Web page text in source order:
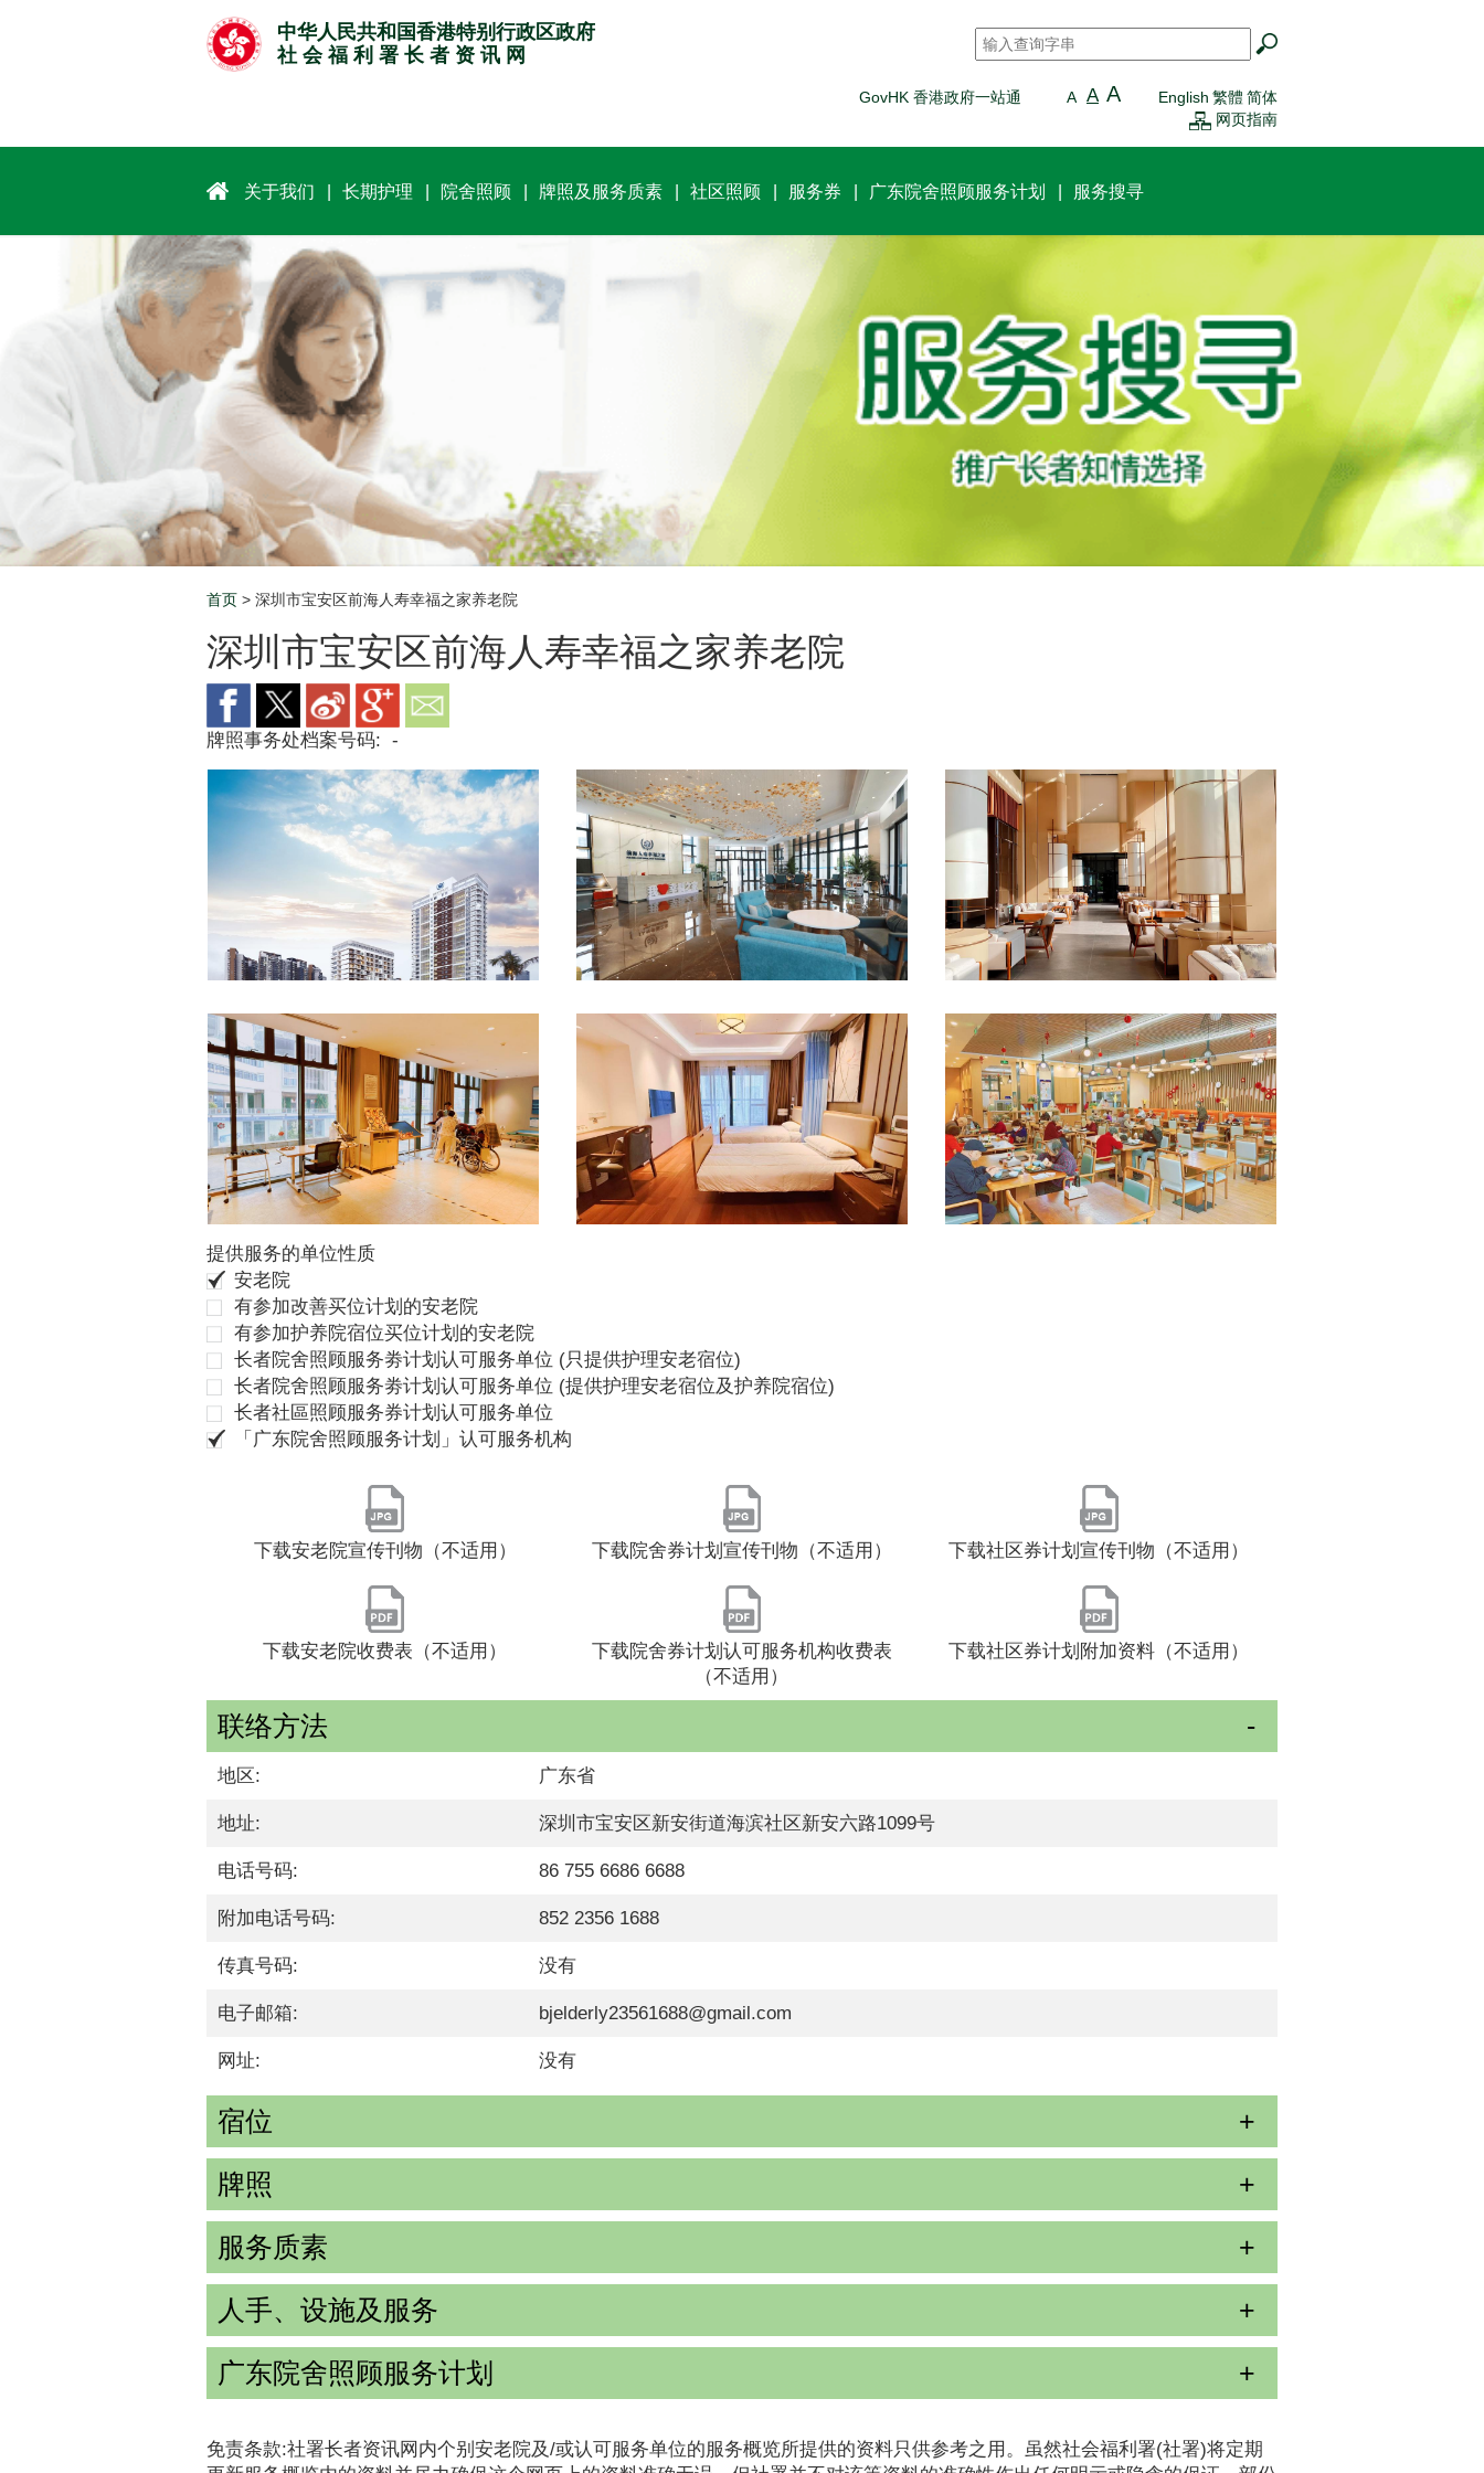
中华人民共和国香港特别行政区政府
社 会 福 利 署 长 者 资 讯 网
搜寻 *
GovHK 香港政府一站通 A A A English 繁體 简体
网页指南
关于我们 长期护理 院舍照顾 牌照及服务质素 社区照顾 服务券 广东院舍照顾服务计划 服务搜寻
Breadcrumb
首页 > 深圳市宝安区前海人寿幸福之家养老院
深圳市宝安区前海人寿幸福之家养老院
牌照事务处档案号码: -
提供服务的单位性质
安老院
有参加改善买位计划的安老院
有参加护养院宿位买位计划的安老院
长者院舍照顾服务劵计划认可服务单位 (只提供护理安老宿位)
长者院舍照顾服务劵计划认可服务单位 (提供护理安老宿位及护养院宿位)
长者社區照顾服务券计划认可服务单位
「广东院舍照顾服务计划」认可服务机构
下载安老院宣传刊物（不适用） 下载院舍券计划宣传刊物（不适用） 下载社区券计划宣传刊物（不适用）
下载安老院收费表（不适用）
下载院舍券计划认可服务机构收费表
（不适用）
下载社区券计划附加资料（不适用）
联络方法
地区: 广东省
地址: 深圳市宝安区新安街道海滨社区新安六路1099号
电话号码: 86 755 6686 6688
附加电话号码: 852 2356 1688
传真号码: 没有
电子邮箱: bjelderly23561688@gmail.com
网址: 没有
宿位
牌照
服务质素
人手、设施及服务
广东院舍照顾服务计划
免责条款:社署长者资讯网内个别安老院及/或认可服务单位的服务概览所提供的资料只供参考之用。虽然社会福利署(社署)将定期